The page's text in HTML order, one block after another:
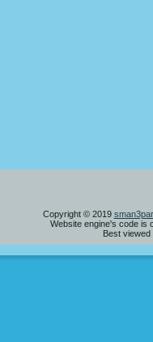
Copyright © 2019
Website engine's code is
Best